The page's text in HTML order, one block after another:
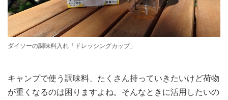
ダイソーの調味料入れ「ドレッシングカップ」
キャンプで使う調味料、たくさん持っていきたいけど荷物
が重くなるのは困りますよね。そんなときに活用したいの